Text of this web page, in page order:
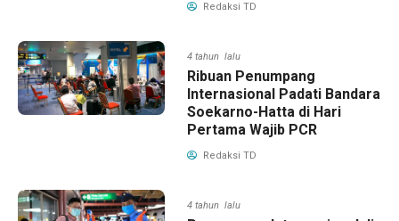
Redaksi TD
4 tahun lalu
Ribuan Penumpang
Internasional Padati Bandara
Soekarno-Hatta di Hari
Pertama Wajib PCR
Redaksi TD
4 tahun lalu